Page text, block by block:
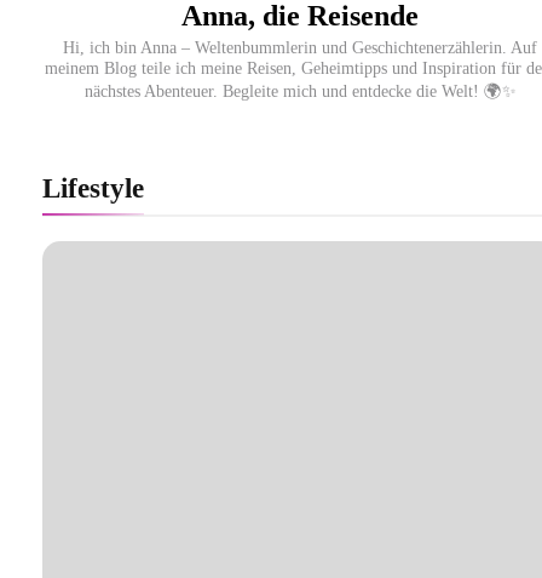
persönlich und gut begleitet
Anna, die Reisende
Hi, ich bin Anna – Weltenbummlerin und Geschichtenerzählerin. Auf
meinem Blog teile ich meine Reisen, Geheimtipps und Inspiration für
nächstes Abenteuer. Begleite mich und entdecke die Welt! 🌍✨
Lifestyle